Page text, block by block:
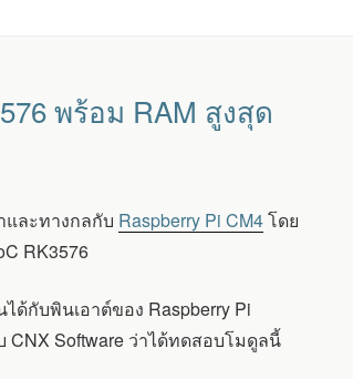
พร้อม RAM สูงสุด
และทางกลกับ Raspberry Pi CM4โดย
RK3576
ด้กับพินเอาต์ของ Raspberry Pi
CNX Software ว่าได้ทดสอบโมดูลนี้